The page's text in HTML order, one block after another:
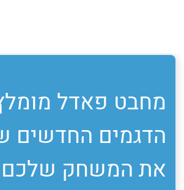
מחבט פאדל
הדגמים החדשים
את המשחק שלכם